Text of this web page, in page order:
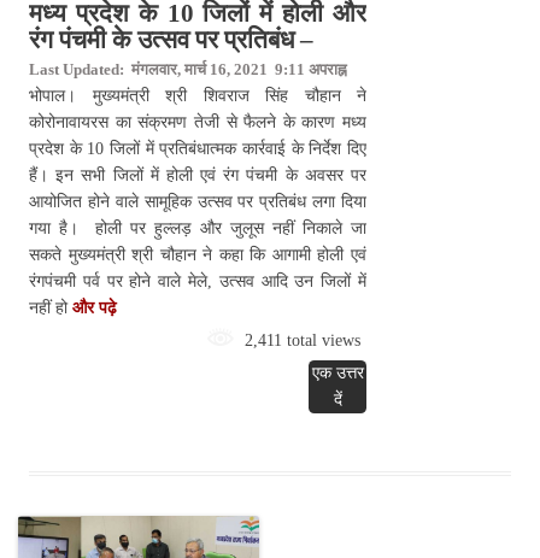
मध्य प्रदेश के 10 जिलों में होली और
रंग पंचमी के उत्सव पर प्रतिबंध –
Last Updated: मंगलवार, मार्च 16, 2021 9:11 अपराह्न
भोपाल। मुख्यमंत्री श्री शिवराज सिंह चौहान ने
कोरोनावायरस का संक्रमण तेजी से फैलने के कारण मध्य
प्रदेश के 10 जिलों में प्रतिबंधात्मक कार्रवाई के निर्देश दिए
हैं। इन सभी जिलों में होली एवं रंग पंचमी के अवसर पर
आयोजित होने वाले सामूहिक उत्सव पर प्रतिबंध लगा दिया
गया है। होली पर हुल्लड़ और जुलूस नहीं निकाले जा
सकते मुख्यमंत्री श्री चौहान ने कहा कि आगामी होली एवं
रंगपंचमी पर्व पर होने वाले मेले, उत्सव आदि उन जिलों में
नहीं हो और पढ़े
2,411 total views
एक उत्तर
दें